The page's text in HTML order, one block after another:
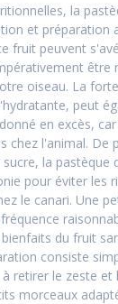
la
et préparation
fruit peuvent
être
oiseau. La
peut
en excès,
chez l'animal. De
la pastèque
pour éviter les
le canari. Une
du fruit
consiste
retirer le zeste et
morceaux